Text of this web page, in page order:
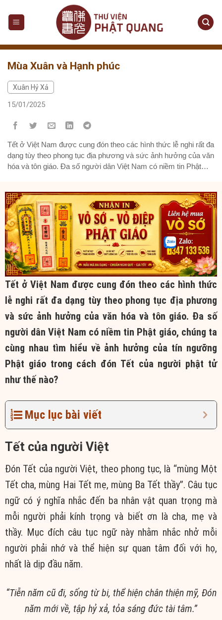
content
Mùa Xuân và Hạnh phúc
Xuân Hỷ Xả
15/01/2025
Tết ở Việt Nam được cung đón theo các hình thức lễ nghi rất đa
dạng tùy theo phong tục địa phương và sức ảnh hưởng của văn
hóa và tôn giáo. Đa số người dân Việt Nam có niềm tin Phật
Tết ở Việt Nam được cung đón theo các hình thức
lễ nghi rất đa dạng tùy theo phong tục địa phương
và sức ảnh hưởng của văn hóa và tôn giáo. Đa số
người dân Việt Nam có niềm tin Phật giáo, chúng ta
cùng nhau tìm hiểu về ảnh hưởng của tín ngưỡng
Phật giáo trong cách đón Tết của người phật tử
như thế nào?
Mục lục bài viết
Tết của người Việt
Đón Tết của người Việt, theo phong tục, là “mùng Một
Tết cha, mùng Hai Tết mẹ, mùng Ba Tết thầy”. Câu tục
ngữ có ý nghĩa nhắc đến ba nhân vật quan trọng mà
mỗi người phải kính trọng và biết ơn là cha, mẹ và
thầy. Mục đích câu tục ngữ này nhằm nhắc nhở mỗi
người phải nhớ và thể hiện sự quan tâm đối với họ,
nhất là dịp đầu năm.
“Tiễn năm cũ đi, sống từ bi, thể hiện chânthiện mỹ, Đón
năm mới về, tập hỷ xả, tỏa sáng đức tài tâm.”